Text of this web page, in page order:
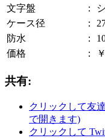
文字盤
：
ケース径
：
防水
：
価格
：
共有:
クリックして友
で開きます)
クリックして